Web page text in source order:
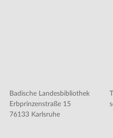
Badische Landesbibliothek
Erbprinzenstraße 15
76133 Karlsruhe